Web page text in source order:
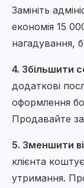
Замініть
економія 15
нагадування,
4. Збільшити
додаткові
оформлення
Продавайте
5. Зменшити
клієнта
утримання.